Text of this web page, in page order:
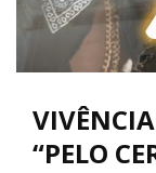
“PELO